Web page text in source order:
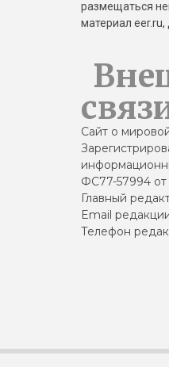
размещаться
материал eer.ru,
Сайт о
ФС77-57994 от
Главный
Email
Телефон